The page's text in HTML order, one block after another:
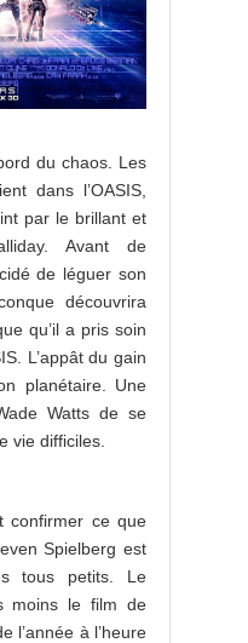
du chaos. Les
dans l’OASIS,
par le brillant et
Avant de
de léguer son
découvrira
qu’il a pris soin
L’appât du gain
planétaire. Une
Watts de se
vie difficiles.
confirmer ce que
Spielberg est
tous petits. Le
moins le film de
l’année à l’heure